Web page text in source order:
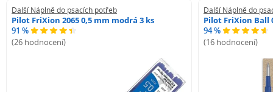
Další Náplně do psacích potřeb
Pilot FriXion 2065 0,5 mm modrá 3 ks
91 %
(26 hodnocení)
Další Náplně do
Pilot FriXion Ball
94 %
(16 hodnocení)